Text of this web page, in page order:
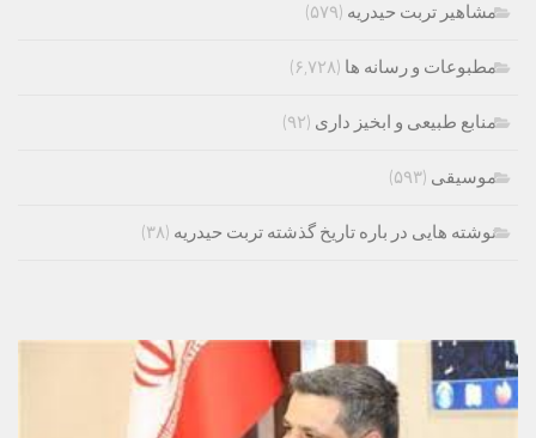
مشاهیر تربت حیدریه (۵۷۹)
مطبوعات و رسانه ها (۶,۷۲۸)
منابع طبیعی و ابخیز داری (۹۲)
موسیقی (۵۹۳)
نوشته هایی در باره تاریخ گذشته تربت حیدریه (۳۸)